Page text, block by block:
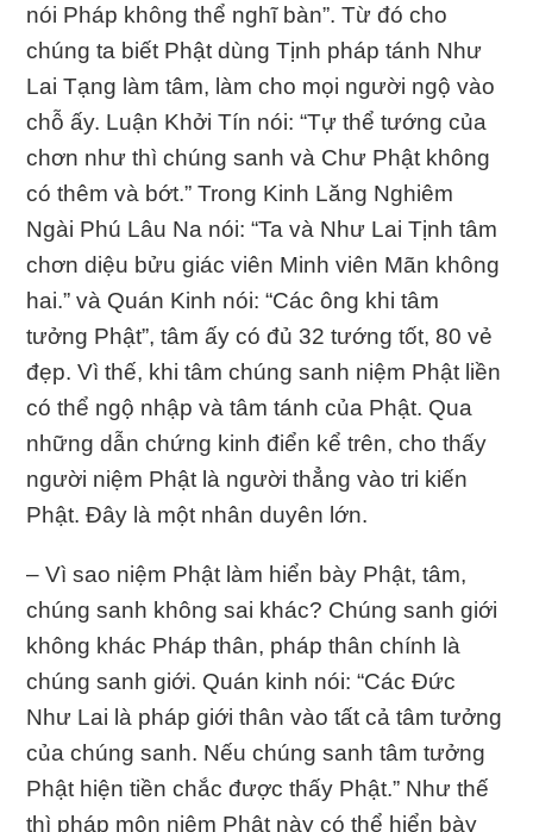
nói Pháp không thể nghĩ bàn”. Từ đó cho
chúng ta biết Phật dùng Tịnh pháp tánh Như
Lai Tạng làm tâm, làm cho mọi người ngộ vào
chỗ ấy. Luận Khởi Tín nói: “Tự thể tướng của
chơn như thì chúng sanh và Chư Phật không
có thêm và bớt.” Trong Kinh Lăng Nghiêm
Ngài Phú Lâu Na nói: “Ta và Như Lai Tịnh tâm
chơn diệu bửu giác viên Minh viên Mãn không
hai.” và Quán Kinh nói: “Các ông khi tâm
tưởng Phật”, tâm ấy có đủ 32 tướng tốt, 80 vẻ
đẹp. Vì thế, khi tâm chúng sanh niệm Phật liền
có thể ngộ nhập và tâm tánh của Phật. Qua
những dẫn chứng kinh điển kể trên, cho thấy
người niệm Phật là người thẳng vào tri kiến
Phật. Đây là một nhân duyên lớn.
– Vì sao niệm Phật làm hiển bày Phật, tâm,
chúng sanh không sai khác? Chúng sanh giới
không khác Pháp thân, pháp thân chính là
chúng sanh giới. Quán kinh nói: “Các Đức
Như Lai là pháp giới thân vào tất cả tâm tưởng
của chúng sanh. Nếu chúng sanh tâm tưởng
Phật hiện tiền chắc được thấy Phật.” Như thế
thì pháp môn niệm Phật này có thể hiển bày